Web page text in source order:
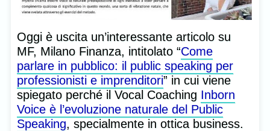
Oggi è uscita un’interessante articolo su
MF, Milano Finanza, intitolato “Come
parlare in pubblico: il public speaking per
professionisti e imprenditori” in cui viene
spiegato perché il Vocal Coaching Inborn
Voice è l’evoluzione naturale del Public
Speaking, specialmente in ottica business.